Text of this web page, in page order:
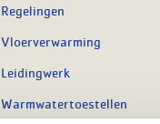
Regelingen
Vloerverwarming
Leidingwerk
Warmwatertoestellen